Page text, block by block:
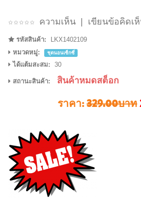
ความเห็น| เขียนข้อคิดเ
รหัสสินค้า:
LKX1402109
หมวดหมู่:
ชุดนอนเซ็กซี่
ได้แต้มสะสม: 30
สถานะสินค้า: สินค้าหมดสต็อก
ราคา:329.00บาท